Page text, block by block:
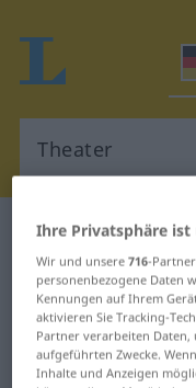
Deutsch-
Deutsch-
für "Theater"
"Theater"
Ihre Privatsphäre
Wir und unsere716-
personenbezogene Daten
Kennungen auf Ihrem
aktivieren Sie Tracking-
Partner verarbeiten Daten,
aufgeführten Zwecke.
Inhalte und Anzeigen